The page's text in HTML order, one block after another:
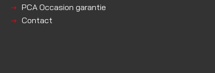
PCA Occasion garantie
Contact